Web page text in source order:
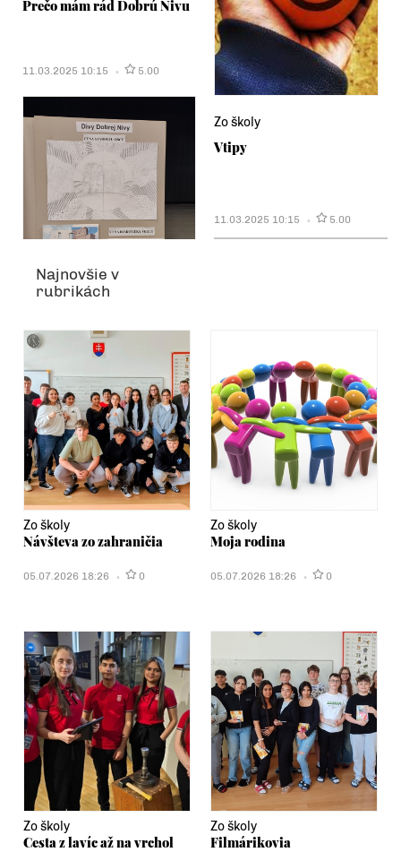
Prečo mám rád Dobrú Nivu
11.03.2025 10:15 5.00
Zo školy
Vtipy
11.03.2025 10:15 5.00
Najnovšie v
rubrikách
Zo školy
Návšteva zo zahraničia
05.07.2026 18:26 0
Zo školy
Moja rodina
05.07.2026 18:26 0
Zo školy
Cesta z lavíc až na vrchol
Zo školy
Filmárikovia